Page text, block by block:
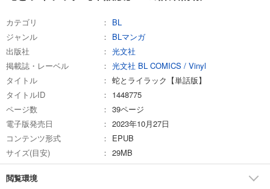
カテゴリ
BL
ジャンル
BLマンガ
出版社
光文社
掲載誌・レーベル
光文社 BL COMICS / Vinyl
タイトル
蛇とライラック【単話版】
タイトルID
1448775
ページ数
39ページ
電子版発売日
2023年10月27日
コンテンツ形式
EPUB
サイズ(目安)
29MB
閲覧環境